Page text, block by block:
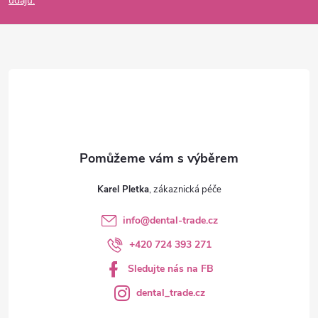
a
Karel Pletka
info@dental-trade.cz
+420 724 393 271
Sledujte nás na FB
dental_trade.cz